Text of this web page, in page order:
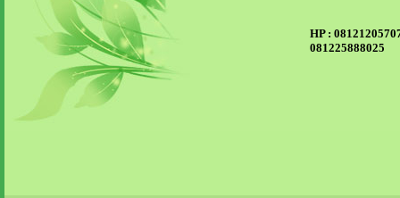
HP :
081225888025